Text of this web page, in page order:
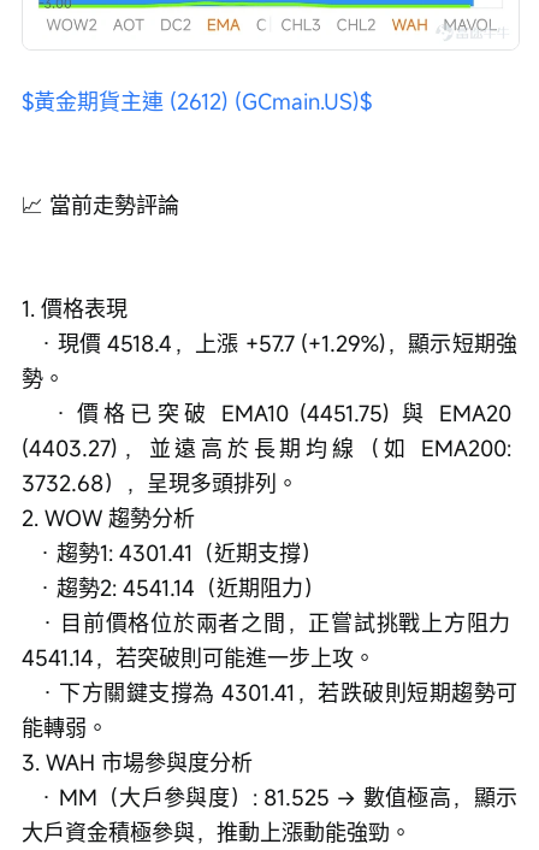
$黃金期貨主連 (2612) (GCmain.US)$
📈 當前走勢評論
1. 價格表現
· 現價 4518.4，上漲 +57.7 (+1.29%)，顯示短期強
勢。
· 價格已突破 EMA10 (4451.75) 與 EMA20
(4403.27)，並遠高於長期均線（如 EMA200:
3732.68），呈現多頭排列。
2. WOW 趨勢分析
· 趨勢1: 4301.41（近期支撐）
· 趨勢2: 4541.14（近期阻力）
· 目前價格位於兩者之間，正嘗試挑戰上方阻力
4541.14，若突破則可能進一步上攻。
· 下方關鍵支撐為 4301.41，若跌破則短期趨勢可
能轉弱。
3. WAH 市場參與度分析
· MM（大戶參與度）: 81.525 → 數值極高，顯示
大戶資金積極參與，推動上漲動能強勁。